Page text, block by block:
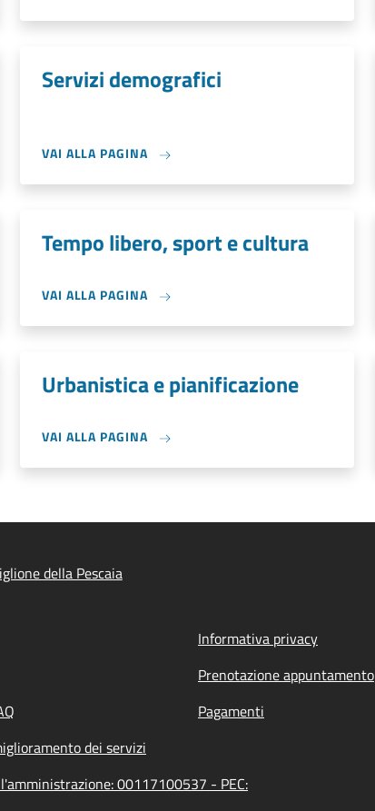
Servizi demografici
VAI ALLA PAGINA
Tempo libero, sport e cultura
VAI ALLA PAGINA
Urbanistica e pianificazione
VAI ALLA PAGINA
della Pescaia
Informativa privacy
Prenotazione appuntamento
Pagamenti
dei servizi
00117100537 - PEC: